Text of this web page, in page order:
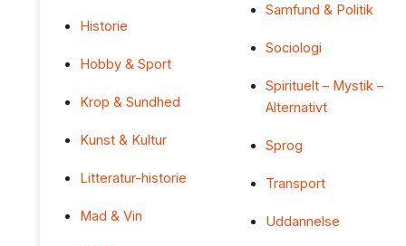
Historie
Hobby & Sport
Krop & Sundhed
Kunst & Kultur
Litteratur-historie
Mad & Vin
Samfund & Politik
Sociologi
Spirituelt – Mystik –
Alternativt
Sprog
Transport
Uddannelse